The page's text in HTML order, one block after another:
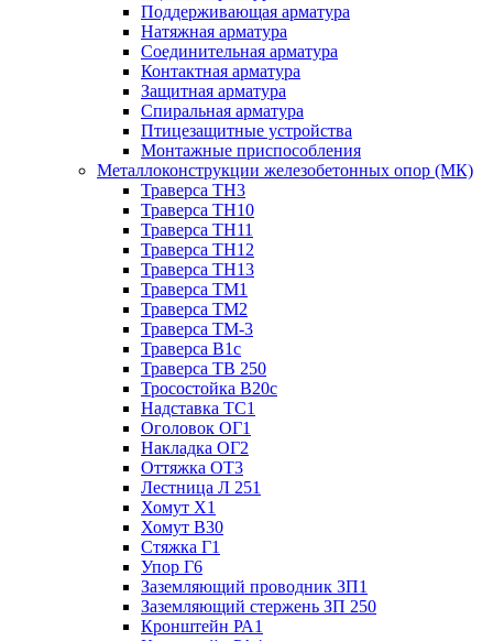
Поддерживающая арматура
Натяжная арматура
Соединительная арматура
Контактная арматура
Защитная арматура
Спиральная арматура
Птицезащитные устройства
Монтажные приспособления
Металлоконструкции железобетонных опор (МК)
Траверса ТН3
Траверса ТН10
Траверса ТН11
Траверса ТН12
Траверса ТН13
Траверса ТМ1
Траверса ТМ2
Траверса ТМ-3
Траверса В1с
Траверса ТВ 250
Тросостойка В20с
Надставка ТС1
Оголовок ОГ1
Накладка ОГ2
Оттяжка ОТ3
Лестница Л 251
Хомут Х1
Хомут В30
Стяжка Г1
Упор Г6
Заземляющий проводник ЗП1
Заземляющий стержень ЗП 250
Кронштейн РА1